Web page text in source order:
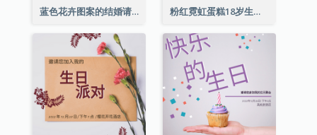
蓝色花卉图案的结婚请柬 粉红霓虹蛋糕18岁生日请柬